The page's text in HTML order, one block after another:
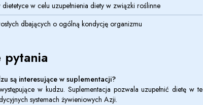
w celu uzupełnienia diety w związki roślinne
dbających o ogólną kondycję organizmu
pytania
są interesujące w suplementacji?
w kudzu. Suplementacja pozwala uzupełnić dietę w te
systemach żywieniowych Azji.